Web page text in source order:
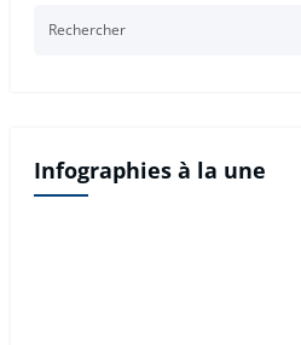
Infographies à la une